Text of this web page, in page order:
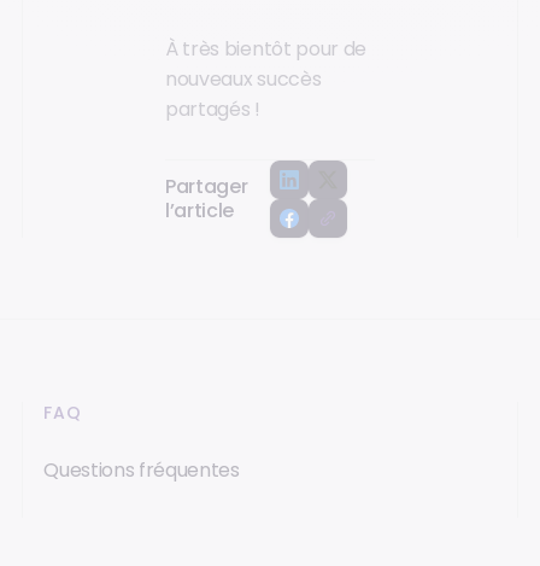
À très bientôt pour de
nouveaux succès
partagés !
Partager
l’article
FAQ
Questions fréquentes